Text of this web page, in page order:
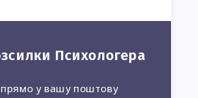
Психологера
прямо у вашу поштову